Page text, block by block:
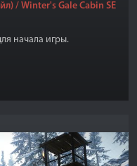
/ Winter's Gale Cabin SE
начала игры.